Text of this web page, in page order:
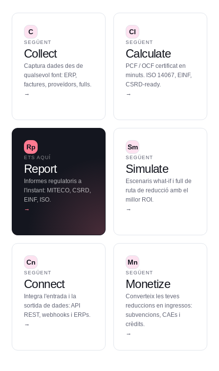
C
SEGÜENT
Collect
Captura dades des de
qualsevol font: ERP,
factures, proveïdors, fulls.
→
Cl
SEGÜENT
Calculate
PCF / OCF certificat en
minuts. ISO 14067, EINF,
CSRD-ready.
→
Rp
ETS AQUÍ
Report
Informes regulatoris a
l'instant: MITECO, CSRD,
EINF, ISO.
→
Sm
SEGÜENT
Simulate
Escenaris what-if i full de
ruta de reducció amb el
millor ROI.
→
Cn
SEGÜENT
Connect
Integra l'entrada i la
sortida de dades: API
REST, webhooks i ERPs.
→
Mn
SEGÜENT
Monetize
Converteix les teves
reduccions en ingressos:
subvencions, CAEs i
crèdits.
→